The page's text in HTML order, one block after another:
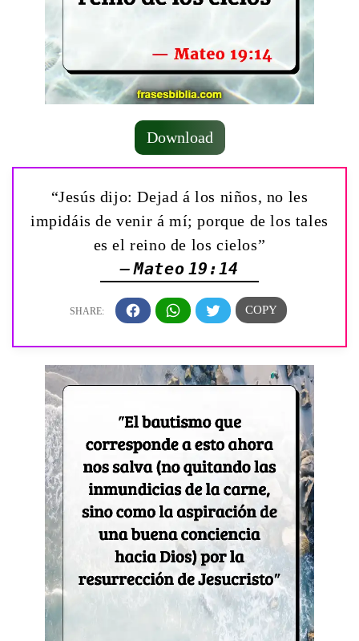
Download
“Jesús dijo: Dejad á los niños, no les
impidáis de venir á mí; porque de los tales
es el reino de los cielos”
— Mateo 19:14